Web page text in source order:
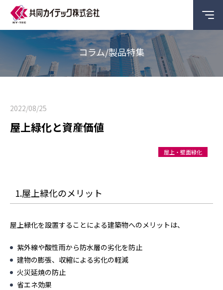
コラム/製品特集
2022/08/25
屋上緑化と資産価値
屋上・壁面緑化
1.屋上緑化のメリット
屋上緑化を設置することによる建築物へのメリットは、
紫外線や酸性雨から防水層の劣化を防止
建物の膨張、収縮による劣化の軽減
火災延焼の防止
省エネ効果